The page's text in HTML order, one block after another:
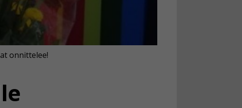
onnittelee!